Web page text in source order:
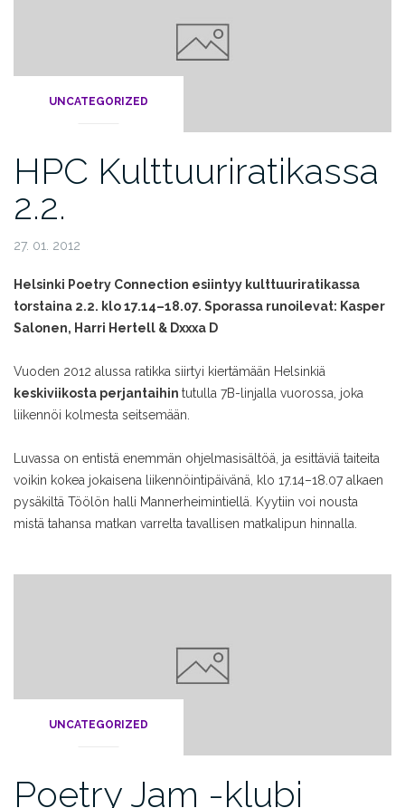
UNCATEGORIZED
HPC Kulttuuriratikassa
2.2.
27. 01. 2012
Helsinki Poetry Connection esiintyy kulttuuriratikassa
torstaina 2.2. klo 17.14–18.07. Sporassa runoilevat: Kasper
Salonen, Harri Hertell & Dxxxa D
Vuoden 2012 alussa ratikka siirtyi kiertämään Helsinkiä
keskiviikosta perjantaihin tutulla 7B-linjalla vuorossa, joka
liikennöi kolmesta seitsemään.
Luvassa on entistä enemmän ohjelmasisältöä, ja esittäviä taiteita
voikin kokea jokaisena liikennöintipäivänä, klo 17.14–18.07 alkaen
pysäkiltä Töölön halli Mannerheimintiellä. Kyytiin voi nousta
mistä tahansa matkan varrelta tavallisen matkalipun hinnalla.
UNCATEGORIZED
Poetry Jam -klubi